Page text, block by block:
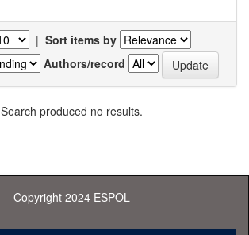
| Sort items by
Authors/record
Search produced no results.
Copyright 2024 ESPOL